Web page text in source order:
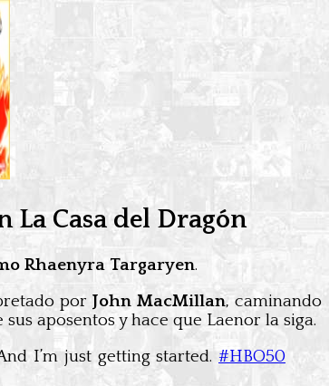
La Casa del Dragón
Rhaenyra Targaryen.
por John MacMillan, caminando
aposentos y hace que Laenor la siga.
I’m just getting started.#HBO50